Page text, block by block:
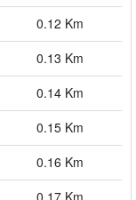
0.12 Km
0.13 Km
0.14 Km
0.15 Km
0.16 Km
0.17 Km